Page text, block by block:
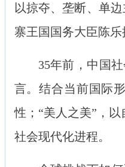
以掠夺、垄断、单
寨王国国务大臣陈
35年前，中国
言。结合当前国际
性；“美人之美”，
社会现代化进程。